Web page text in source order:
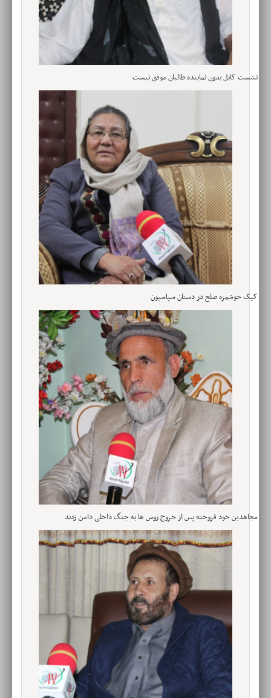
نشست کابل بدون نماینده طالبان موفق نیست
کیک خوشمزه صلح در دستان سیاسیون
مجاهدین خود فروخته پس از خروج روس ها به جنگ داخلی دامن زدند